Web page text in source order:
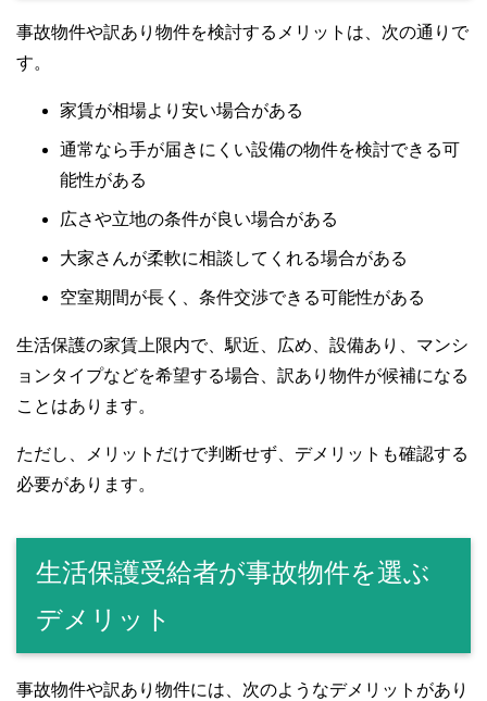
事故物件や訳あり物件を検討するメリットは、次の通りで
す。
家賃が相場より安い場合がある
通常なら手が届きにくい設備の物件を検討できる可
能性がある
広さや立地の条件が良い場合がある
大家さんが柔軟に相談してくれる場合がある
空室期間が長く、条件交渉できる可能性がある
生活保護の家賃上限内で、駅近、広め、設備あり、マンシ
ョンタイプなどを希望する場合、訳あり物件が候補になる
ことはあります。
ただし、メリットだけで判断せず、デメリットも確認する
必要があります。
生活保護受給者が事故物件を選ぶ
デメリット
事故物件や訳あり物件には、次のようなデメリットがあり